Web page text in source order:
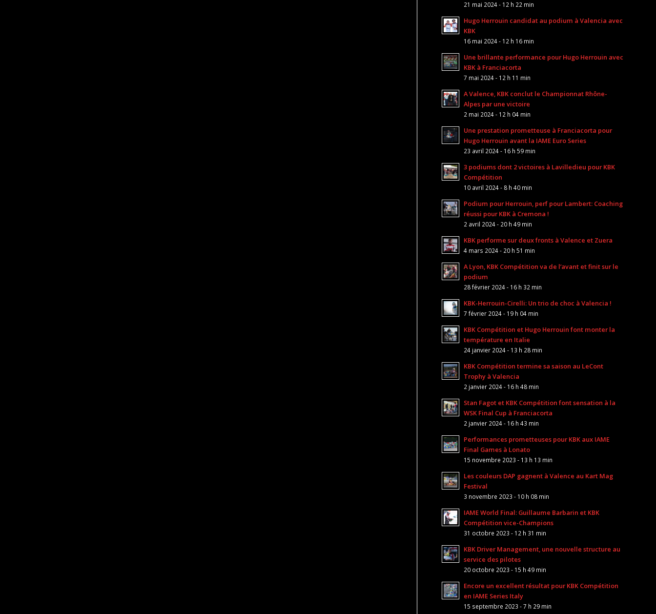
21 mai 2024 - 12 h 22 min
Hugo Herrouin candidat au podium à Valencia avec
KBK
16 mai 2024 - 12 h 16 min
Une brillante performance pour Hugo Herrouin avec
KBK à Franciacorta
7 mai 2024 - 12 h 11 min
A Valence, KBK conclut le Championnat Rhône-
Alpes par une victoire
2 mai 2024 - 12 h 04 min
Une prestation prometteuse à Franciacorta pour
Hugo Herrouin avant la IAME Euro Series
23 avril 2024 - 16 h 59 min
3 podiums dont 2 victoires à Lavilledieu pour KBK
Compétition
10 avril 2024 - 8 h 40 min
Podium pour Herrouin, perf pour Lambert: Coaching
réussi pour KBK à Cremona !
2 avril 2024 - 20 h 49 min
KBK performe sur deux fronts à Valence et Zuera
4 mars 2024 - 20 h 51 min
A Lyon, KBK Compétition va de l’avant et finit sur le
podium
28 février 2024 - 16 h 32 min
KBK-Herrouin-Cirelli: Un trio de choc à Valencia !
7 février 2024 - 19 h 04 min
KBK Compétition et Hugo Herrouin font monter la
température en Italie
24 janvier 2024 - 13 h 28 min
KBK Compétition termine sa saison au LeCont
Trophy à Valencia
2 janvier 2024 - 16 h 48 min
Stan Fagot et KBK Compétition font sensation à la
WSK Final Cup à Franciacorta
2 janvier 2024 - 16 h 43 min
Performances prometteuses pour KBK aux IAME
Final Games à Lonato
15 novembre 2023 - 13 h 13 min
Les couleurs DAP gagnent à Valence au Kart Mag
Festival
3 novembre 2023 - 10 h 08 min
IAME World Final: Guillaume Barbarin et KBK
Compétition vice-Champions
31 octobre 2023 - 12 h 31 min
KBK Driver Management, une nouvelle structure au
service des pilotes
20 octobre 2023 - 15 h 49 min
Encore un excellent résultat pour KBK Compétition
en IAME Series Italy
15 septembre 2023 - 7 h 29 min